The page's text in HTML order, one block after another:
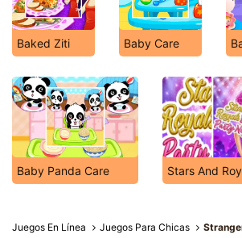
Baked Ziti Baby Care
Baby Panda Care Stars And
Juegos En Línea Juegos Para Chicas